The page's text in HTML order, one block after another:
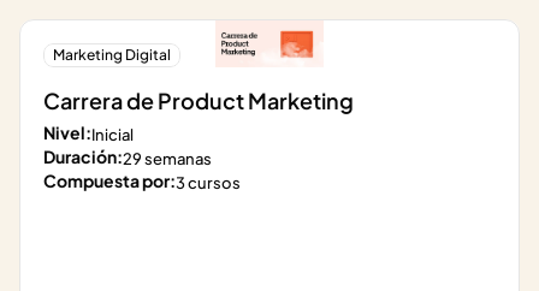
Marketing Digital
Carrera de Product Marketing
Nivel:Inicial
Duración:29 semanas
Compuesta por:3 cursos